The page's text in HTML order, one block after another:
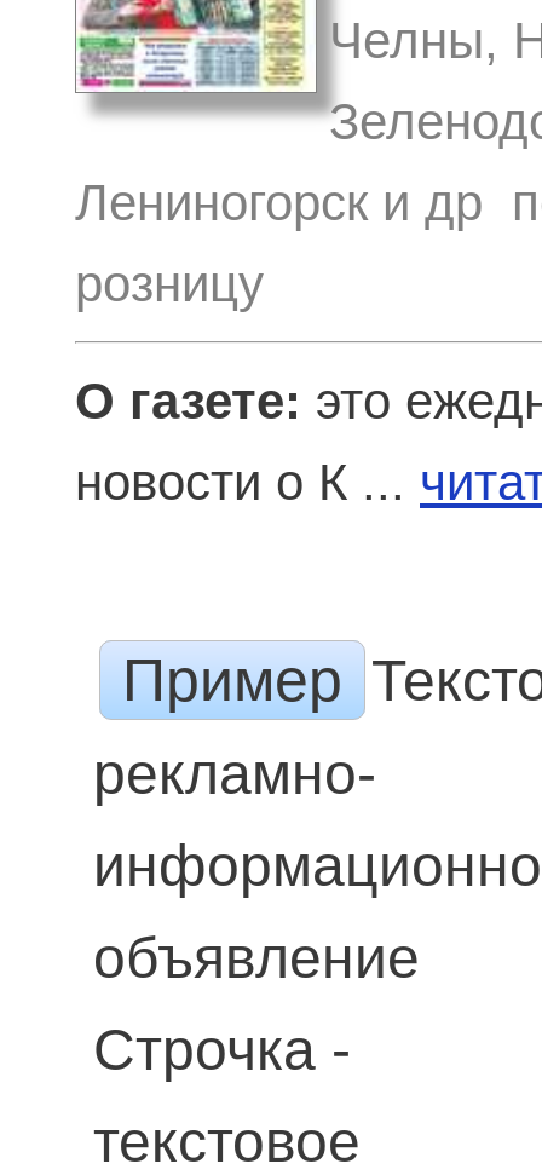
Челны,
Лениногорск и др
розницу
О газете: это
новости о К ...
Пример
рекламно-
объявление
Строчка -
текстовое